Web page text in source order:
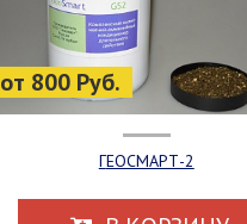
от 800 Руб.
ГЕОСМАРТ-2